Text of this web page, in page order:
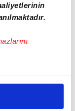
özel
yaparken